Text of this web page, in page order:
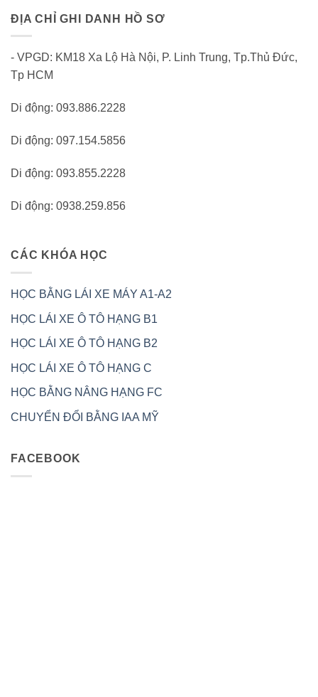
ĐỊA CHỈ GHI DANH HỒ SƠ
- VPGD: KM18 Xa Lộ Hà Nội, P. Linh Trung, Tp.Thủ Đức,
Tp HCM
Di động: 093.886.2228
Di động: 097.154.5856
Di động: 093.855.2228
Di động: 0938.259.856
CÁC KHÓA HỌC
HỌC BẰNG LÁI XE MÁY A1-A2
HỌC LÁI XE Ô TÔ HẠNG B1
HỌC LÁI XE Ô TÔ HẠNG B2
HỌC LÁI XE Ô TÔ HẠNG C
HỌC BẰNG NÂNG HẠNG FC
CHUYỂN ĐỔI BẰNG IAA MỸ
FACEBOOK